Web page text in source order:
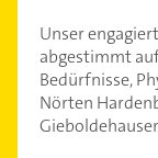
Unser
abgestimmt
Bedürfnisse,
Nörten